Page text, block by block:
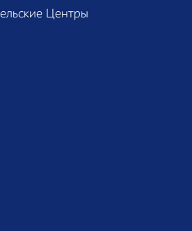
Центры